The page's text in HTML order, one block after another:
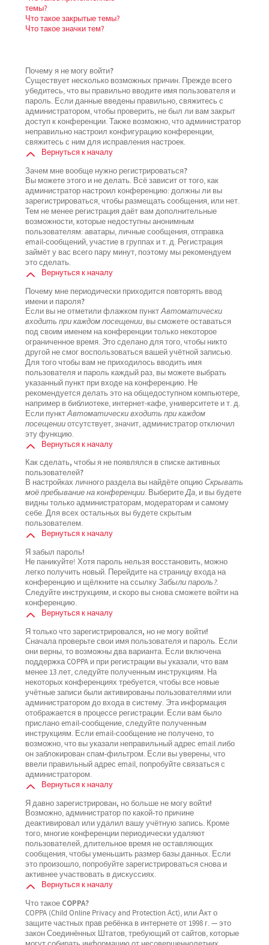
темы?
Что такое закрытые темы?
Что такое значки тем?
Почему я не могу войти?
Существует несколько возможных причин. Прежде всего
убедитесь, что вы правильно вводите имя пользователя и
пароль. Если данные введены правильно, свяжитесь с
администратором, чтобы проверить, не был ли вам закрыт
доступ к конференции. Также возможно, что администратор
неправильно настроил конфигурацию конференции,
свяжитесь с ним для исправления настроек.
Вернуться к началу
Зачем мне вообще нужно регистрироваться?
Вы можете этого и не делать. Всё зависит от того, как
администратор настроил конференцию: должны ли вы
зарегистрироваться, чтобы размещать сообщения, или нет.
Тем не менее регистрация даёт вам дополнительные
возможности, которые недоступны анонимным
пользователям: аватары, личные сообщения, отправка
email-сообщений, участие в группах и т. д. Регистрация
займёт у вас всего пару минут, поэтому мы рекомендуем
это сделать.
Вернуться к началу
Почему мне периодически приходится повторять ввод
имени и пароля?
Если вы не отметили флажком пунктАвтоматически
входить при каждом посещении, вы сможете оставаться
под своим именем на конференции только некоторое
ограниченное время. Это сделано для того, чтобы никто
другой не смог воспользоваться вашей учётной записью.
Для того чтобы вам не приходилось вводить имя
пользователя и пароль каждый раз, вы можете выбрать
указанный пункт при входе на конференцию. Не
рекомендуется делать это на общедоступном компьютере,
например в библиотеке, интернет-кафе, университете и т. д.
Если пунктАвтоматически входить при каждом
посещенииотсутствует, значит, администратор отключил
эту функцию.
Вернуться к началу
Как сделать, чтобы я не появлялся в списке активных
пользователей?
В настройках личного раздела вы найдёте опциюСкрывать
моё пребывание на конференции. ВыберитеДа, и вы будете
видны только администраторам, модераторам и самому
себе. Для всех остальных вы будете скрытым
пользователем.
Вернуться к началу
Я забыл пароль!
Не паникуйте! Хотя пароль нельзя восстановить, можно
легко получить новый. Перейдите на страницу входа на
конференцию и щёлкните на ссылкуЗабыли пароль?.
Следуйте инструкциям, и скоро вы снова сможете войти на
конференцию.
Вернуться к началу
Я только что зарегистрировался, но не могу войти!
Сначала проверьте свои имя пользователя и пароль. Если
они верны, то возможны два варианта. Если включена
поддержка COPPA и при регистрации вы указали, что вам
менее 13 лет, следуйте полученным инструкциям. На
некоторых конференциях требуется, чтобы все новые
учётные записи были активированы пользователями или
администратором до входа в систему. Эта информация
отображается в процессе регистрации. Если вам было
прислано email-сообщение, следуйте полученным
инструкциям. Если email-сообщение не получено, то
возможно, что вы указали неправильный адрес email либо
он заблокирован спам-фильтром. Если вы уверены, что
ввели правильный адрес email, попробуйте связаться с
администратором.
Вернуться к началу
Я давно зарегистрирован, но больше не могу войти!
Возможно, администратор по какой-то причине
деактивировал или удалил вашу учётную запись. Кроме
того, многие конференции периодически удаляют
пользователей, длительное время не оставляющих
сообщения, чтобы уменьшить размер базы данных. Если
это произошло, попробуйте зарегистрироваться снова и
активнее участвовать в дискуссиях.
Вернуться к началу
Что такое COPPA?
COPPA (Child Online Privacy and Protection Act), или Акт о
защите частных прав ребёнка в интернете от 1998 г. — это
закон Соединённых Штатов, требующий от сайтов, которые